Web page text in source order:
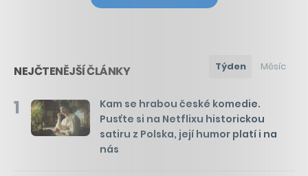
NEJČTENĚJŠÍ ČLÁNKY Týden Měsíc
1
Kam se hrabou české komedie.
Pusťte si na Netflixu historickou
satiru z Polska, její humor platí i na
nás